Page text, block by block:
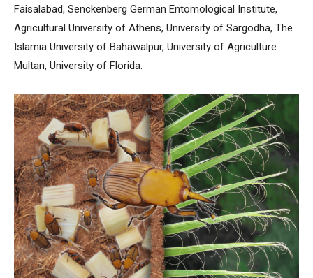
Faisalabad, Senckenberg German Entomological Institute,
Agricultural University of Athens, University of Sargodha, The
Islamia University of Bahawalpur, University of Agriculture
Multan, University of Florida.